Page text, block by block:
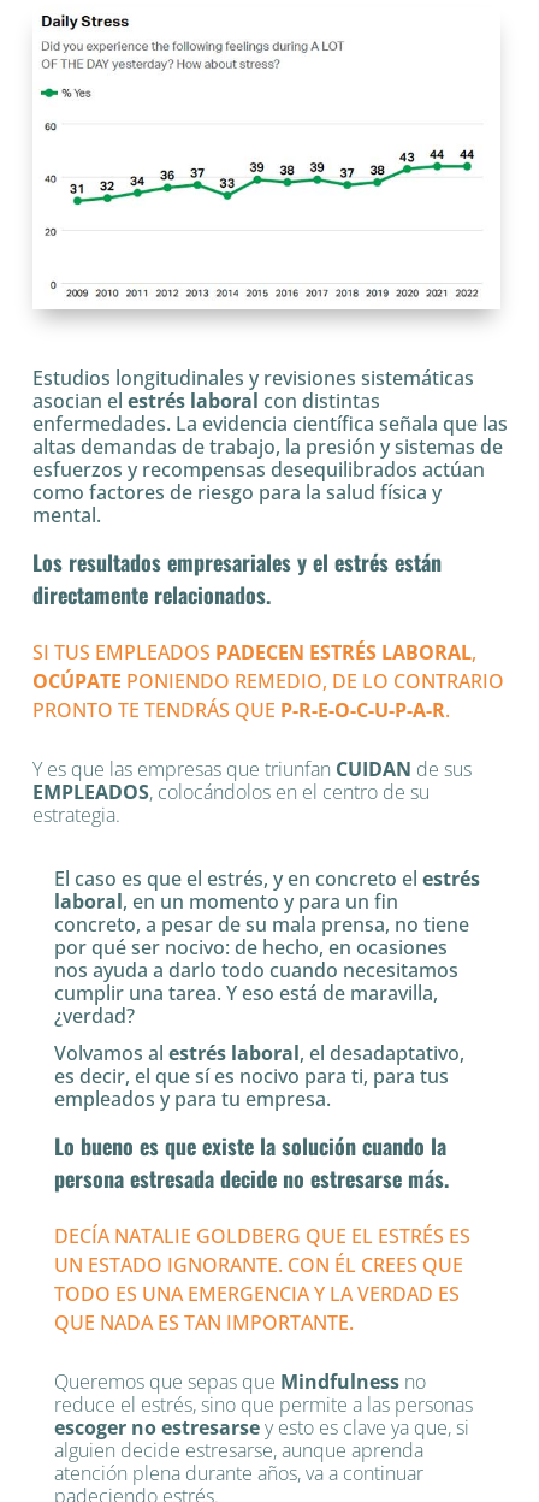
Estudios longitudinales y revisiones sistemáticas
asocian elestrés laboral con distintas
enfermedades. La evidencia científica señala que las
altas demandas de trabajo, la presión y sistemas de
esfuerzos y recompensas desequilibrados actúan
como factores de riesgo para la salud física y
mental.
Los resultados empresariales y el estrés están
directamente relacionados.
SI TUS EMPLEADOS PADECEN ESTRÉS LABORAL,
OCÚPATE PONIENDO REMEDIO, DE LO CONTRARIO
PRONTO TE TENDRÁS QUE P-R-E-O-C-U-P-A-R.
Y es que las empresas que triunfan CUIDAN de sus
EMPLEADOS, colocándolos en el centro de su
estrategia.
El caso es que el estrés, y en concreto el estrés
laboral, en un momento y para un fin
concreto, a pesar de su mala prensa, no tiene
por qué ser nocivo: de hecho, en ocasiones
nos ayuda a darlo todo cuando necesitamos
cumplir una tarea. Y eso está de maravilla,
¿verdad?
Volvamos al estrés laboral, el desadaptativo,
es decir, el que sí es nocivo para ti, para tus
empleados y para tu empresa.
Lo bueno es que existe la solución cuando la
persona estresada decide no estresarse más.
DECÍA NATALIE GOLDBERG QUE EL ESTRÉS ES
UN ESTADO IGNORANTE. CON ÉL CREES QUE
TODO ES UNA EMERGENCIA Y LA VERDAD ES
QUE NADA ES TAN IMPORTANTE.
Queremos que sepas que Mindfulnessno
reduce el estrés, sino que permite a las personas
escoger no estresarsey esto es clave ya que, si
alguien decide estresarse, aunque aprenda
atención plena durante años, va a continuar
padeciendo estrés.